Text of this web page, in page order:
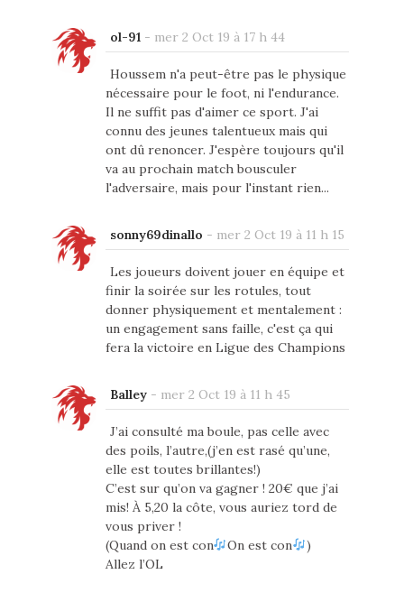
ol-91- mer 2 Oct 19 à 17 h 44
Houssem n'a peut-être pas le physique
nécessaire pour le foot, ni l'endurance.
Il ne suffit pas d'aimer ce sport. J'ai
connu des jeunes talentueux mais qui
ont dû renoncer. J'espère toujours qu'il
va au prochain match bousculer
l'adversaire, mais pour l'instant rien...
sonny69dinallo - mer 2 Oct 19 à 11 h 15
Les joueurs doivent jouer en équipe et
finir la soirée sur les rotules, tout
donner physiquement et mentalement :
un engagement sans faille, c'est ça qui
fera la victoire en Ligue des Champions
Balley- mer 2 Oct 19 à 11 h 45
J’ai consulté ma boule, pas celle avec
des poils, l’autre,(j’en est rasé qu’une,
elle est toutes brillantes!)
C’est sur qu’on va gagner ! 20€ que j’ai
mis! À 5,20 la côte, vous auriez tord de
vous priver !
(Quand on est con
On est con
)
Allez l’OL